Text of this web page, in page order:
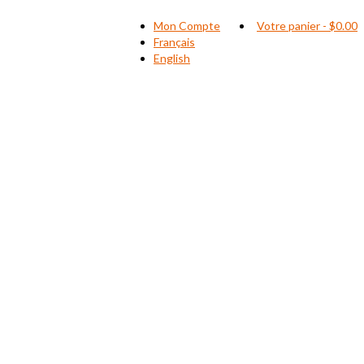
Mon Compte
Français
English
Votre panier - $0.00